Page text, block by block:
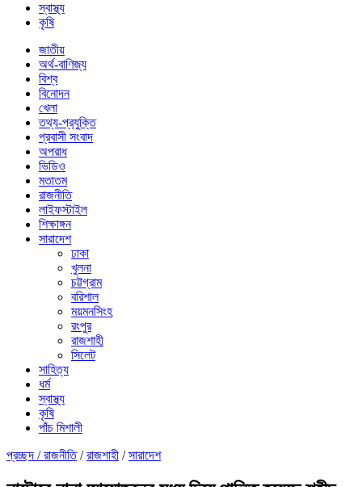
স্বাস্থ্য
কৃষি
জাতীয়
অর্থ-বাণিজ্য
বিশ্ব
বিনোদন
খেলা
তথ্য-প্রযুক্তি
প্রবাসী সংবাদ
অপরাধ
ভিডিও
মতাতম
রাজনীতি
লাইফস্টাইল
শিক্ষাঙ্গন
সারাদেশ
ঢাকা
খুলনা
চট্টগ্রাম
বরিশাল
ময়মনসিংহ
রংপুর
রাজশাহী
সিলেট
সাহিত্য
ধর্ম
স্বাস্থ্য
কৃষি
পাঁচ মিশালী
প্রচ্ছদ /রাজনীতি/রাজশাহী /সারাদেশ